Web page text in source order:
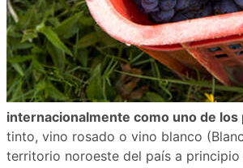
internacionalmente como uno de
tinto, vino rosado o vino blanco
territorio noroeste del país a principio